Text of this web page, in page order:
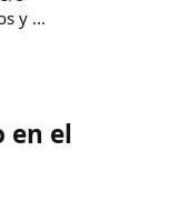
y ...
en el